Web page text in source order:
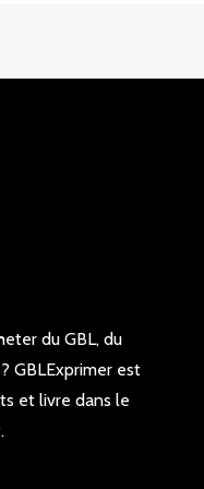
du GBL, du
GBLExprimer est
et livre dans le